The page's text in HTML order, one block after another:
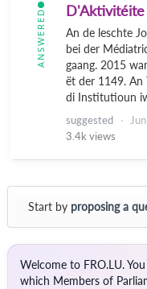
ANSWERED
An de leschte
bei der
gaang. 2015
ët der 1149. An
di Institutioun
suggested
3.4k views
Start by proposing a
Welcome to FRO.LU.
which Members of